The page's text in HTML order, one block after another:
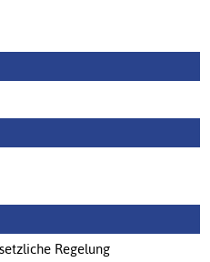
Regelung